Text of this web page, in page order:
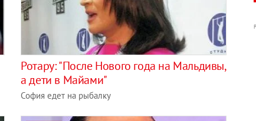
Ротару: "После Нового года на Мальдивы,
а дети в Майами"
София едет на рыбалку